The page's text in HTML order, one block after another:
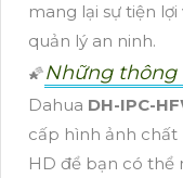
mang lại sự tiện
quản lý an ninh.
🌠Những thông
Dahua DH-IPC-
cấp hình ảnh chất
HD để bạn có thể